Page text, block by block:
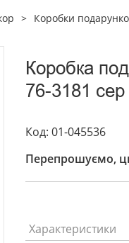
Коробки
Коробка
76-3181 сер
Код: 01-045536
Перепрошуємо,
Характеристики